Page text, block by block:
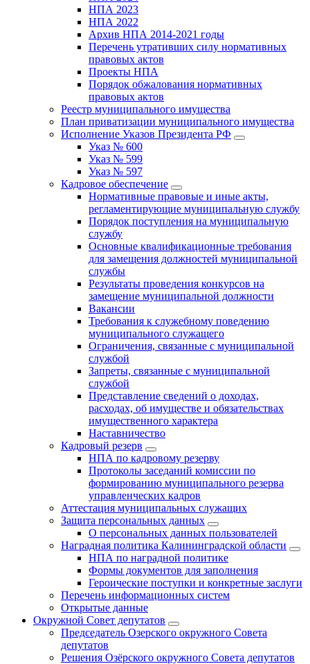
НПА 2023
НПА 2022
Архив НПА 2014-2021 годы
Перечень утративших силу нормативных
правовых актов
Проекты НПА
Порядок обжалования нормативных
правовых актов
Реестр муниципального имущества
План приватизации муниципального имущества
Исполнение Указов Президента РФ
Указ № 600
Указ № 599
Указ № 597
Кадровое обеспечение
Нормативные правовые и иные акты,
регламентирующие муниципальную службу
Порядок поступления на муниципальную
службу
Основные квалификационные требования
для замещения должностей муниципальной
службы
Результаты проведения конкурсов на
замещение муниципальной должности
Вакансии
Требования к служебному поведению
муниципального служащего
Ограничения, связанные с муниципальной
службой
Запреты, связанные с муниципальной
службой
Представление сведений о доходах,
расходах, об имуществе и обязательствах
имущественного характера
Наставничество
Кадровый резерв
НПА по кадровому резерву
Протоколы заседаний комиссии по
формированию муниципального резерва
управленческих кадров
Аттестация муниципальных служащих
Защита персональных данных
О персональных данных пользователей
Наградная политика Калининградской области
НПА по наградной политике
Формы документов для заполнения
Героические поступки и конкретные заслуги
Перечень информационных систем
Открытые данные
Окружной Совет депутатов
Председатель Озерского окружного Совета
депутатов
Решения Озёрского окружного Совета депутатов